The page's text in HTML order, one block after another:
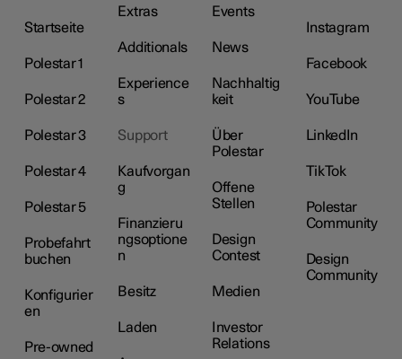
Startseite
Polestar 1
Polestar 2
Polestar 3
Polestar 4
Polestar 5
Probefahrt
buchen
Konfigurier
en
Pre-owned
Extras
Additionals
Experience
s
Support
Kaufvorgan
g
Finanzieru
ngsoptione
n
Besitz
Laden
Events
News
Nachhaltig
keit
Über
Polestar
Offene
Stellen
Design
Contest
Medien
Investor
Relations
Instagram
Facebook
YouTube
LinkedIn
TikTok
Polestar
Community
Design
Community